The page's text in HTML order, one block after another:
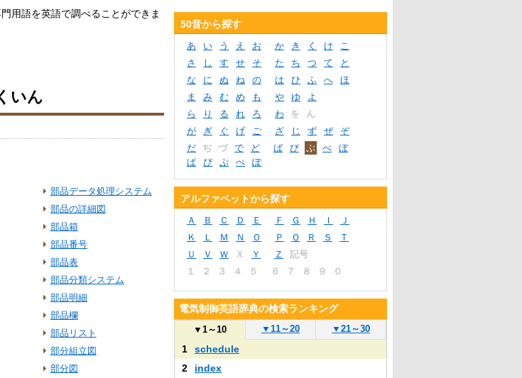
用語を英語で調べることができま
いん
部品データ処理システム
部品の詳細図
部品箱
部品番号
部品表
部品分類システム
部品明細
部品欄
部品リスト
部分組立図
部分図
50音から探す
あ い う え お か き く け
こ
さ
し す せ そ た ち つ て
と
な
に ぬ ね の は ひ ふ へ
ほ
ま
み む め も や ゆ
よ
ら
り る れ ろ わ を
ん
が
ぎ ぐ げ ご ざ じ ず ぜ
ぞ
だ
ぢ づ で ど ば び ぶ べ
ぼ
ぱ
ぴ ぷ ぺ ぽ
アルファベットから探す
Ａ Ｂ Ｃ Ｄ Ｅ Ｆ Ｇ Ｈ Ｉ
Ｊ
Ｋ
Ｌ Ｍ Ｎ Ｏ Ｐ Ｑ Ｒ Ｓ
Ｔ
Ｕ
Ｖ Ｗ Ｘ Ｙ Ｚ
記号
１
２ ３ ４ ５ ６ ７ ８ ９ ０
電気制御英語辞典の検索ランキング
▼ 1～10 ▼ 11～20 ▼ 21～30
1
schedule
2
index